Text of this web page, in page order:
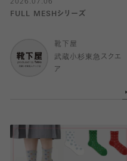
2026.07.06
FULL MESHシリーズ
靴下屋
武蔵小杉東急スクエ
ア